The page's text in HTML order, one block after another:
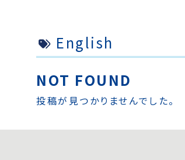
English
NOT FOUND
投稿が見つかりませんでした。